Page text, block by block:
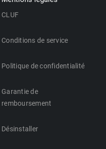
CLUF
Conditions de service
Politique de confidentialité
Garantie de
remboursement
Désinstaller